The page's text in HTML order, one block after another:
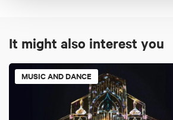
It might also interest you
MUSIC AND DANCE